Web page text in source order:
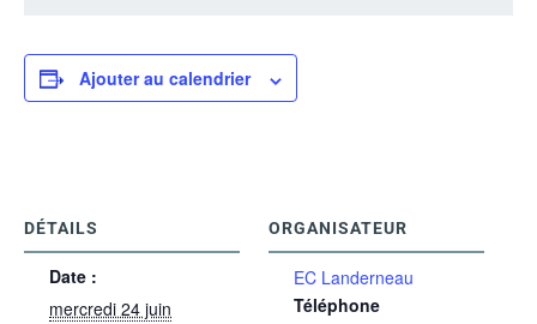
Ajouter au calendrier
DÉTAILS
Date :
mercredi 24 juin
ORGANISATEUR
EC Landerneau
Téléphone